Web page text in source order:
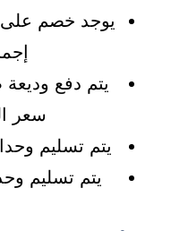
سعر
يتم تسليم وحدات
يتم تسليم